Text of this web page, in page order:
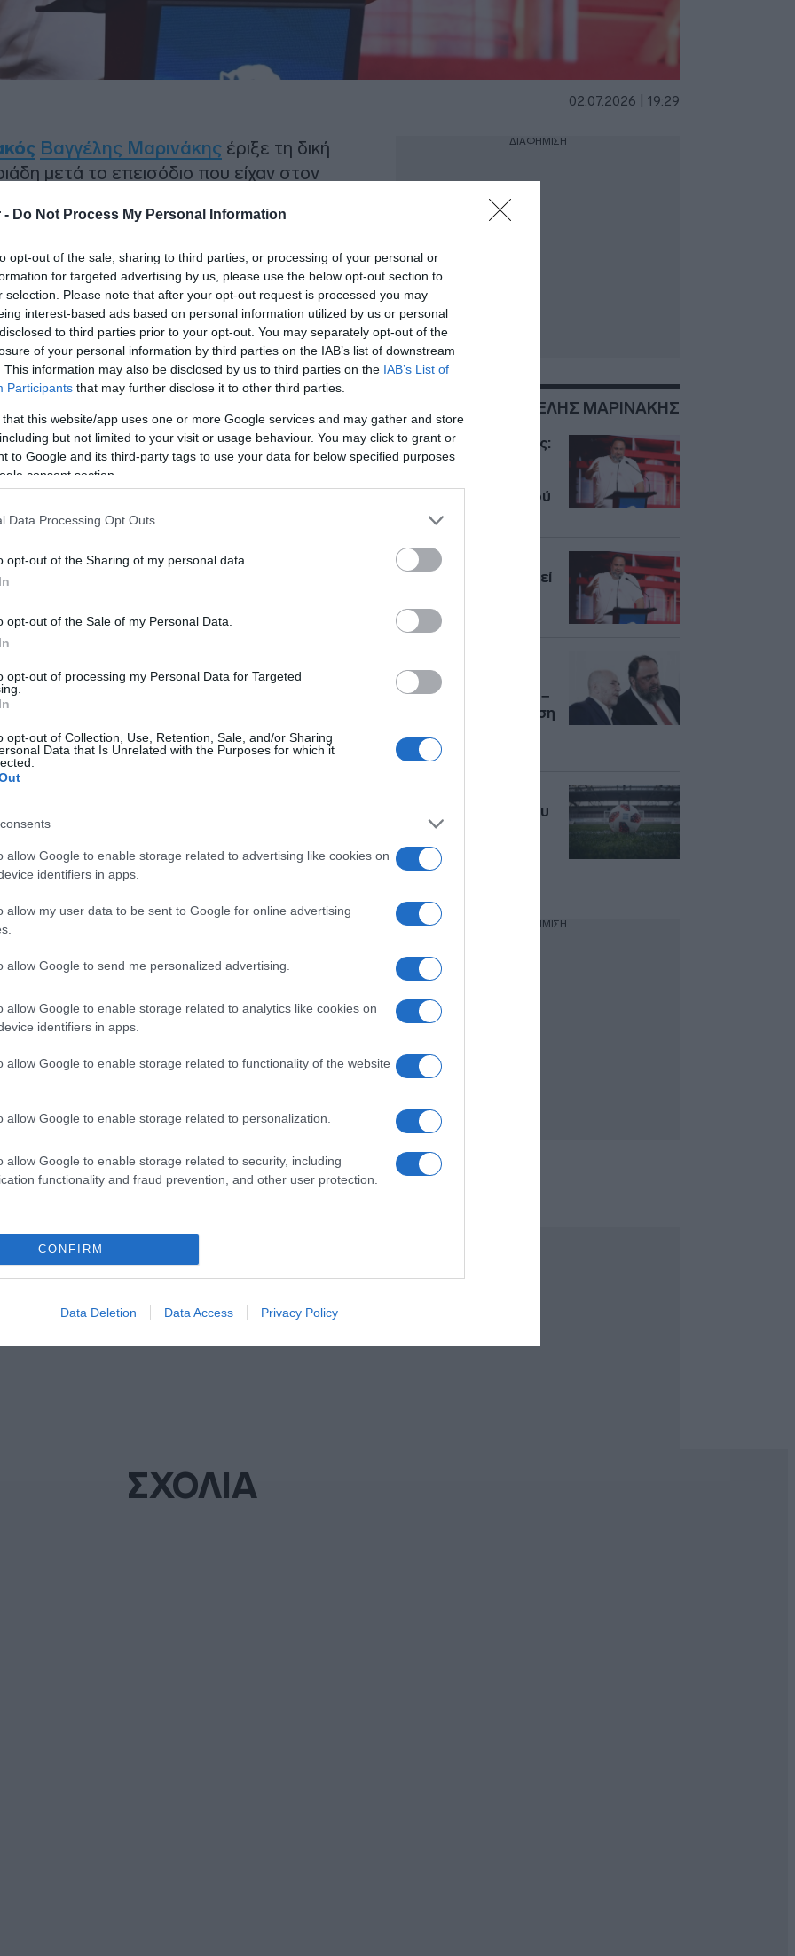
- Do Not Process My Personal Information
opt-out of the sale, sharing to third parties, or processing of your personal or
for targeted advertising by us, please use the below opt-out section to
selection. Please note that after your opt-out request is processed you may
interest-based ads based on personal information utilized by us or personal
to third parties prior to your opt-out. You may separately opt-out of the
of your personal information by third parties on the IAB’s list of downstream
This information may also be disclosed by us to third parties on the IAB’s List of
Participants that may further disclose it to other third parties.
that this website/app uses one or more Google services and may gather and store
but not limited to your visit or usage behaviour. You may click to grant or
to Google and its third-party tags to use your data for below specified purposes
consent section.
Data Processing Opt Outs
opt-out of the Sharing of my personal data.
opt-out of the Sale of my Personal Data.
opt-out of processing my Personal Data for Targeted
opt-out of Collection, Use, Retention, Sale, and/or Sharing
Data that Is Unrelated with the Purposes for which it
allow Google to enable storage related to advertising like cookies on
identifiers in apps.
allow my user data to be sent to Google for online advertising
allow Google to send me personalized advertising.
allow Google to enable storage related to analytics like cookies on
identifiers in apps.
allow Google to enable storage related to functionality of the website
allow Google to enable storage related to personalization.
allow Google to enable storage related to security, including
functionality and fraud prevention, and other user protection.
CONFIRM
Data Deletion Data Access Privacy Policy
02.07.2026 | 19:29
Βαγγέλης Μαρινάκης έριξε τη δική
μετά το επεισόδιο που είχαν στον
είναι ενωμένος, ο ίδιος
δεν θα το χαλάσει αυτό.
Ολυμπιακού, είτε είναι ανιψιός ή
ενιαίος και το έχουμε αποδείξει με
στην Google
του οικονομικού προγράμματος
ως μέλος της εγκληματικής
για εκβιασμούς και ξυλοδαρμούς
γιατρού στον Ερυθρό Σταυρό
να τη βρίζει και να τη
τουρίστας θέλησε να πληρώσει για να
πρόταση σε ενήλικη εργαζόμενη
News
ΔΙΑΦΗΜΙΣΗ
ΣΧΕΤΙΚΑ ΜΕ:ΒΑΓΓΕΛΗΣ ΜΑΡΙΝΑΚΗΣ
Βαγγέλης Μαρινάκης:
Οι ευχές του
γενέθλια του ισχυρού
άνδρα της ΠΑΕ
Μαρινάκης: «Δεν θα
αφήσω να αμαυρωθεί
Super League»
Super League o
Γιάννης Αλαφούζος –
Δέχθηκε την πρόταση
Μαρινάκης
Superleague: Εκ νέου
αδιέξοδο στις
εκλογές για την
προεδρία – Νέο ΔΣ
ΔΙΑΦΗΜΙΣΗ
ΔΙΑΦΗΜΙΣΗ
ΣΧΟΛΙΑ